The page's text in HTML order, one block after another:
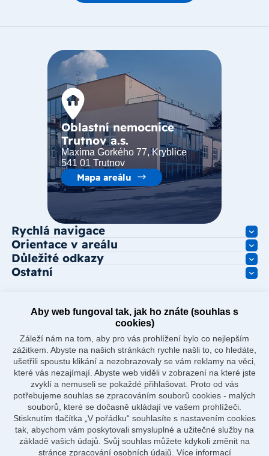
Oblastní nemocnice
Trutnov a.s.
Maxima Gorkého 77, Kryblice
541 01 Trutnov
Mapa areálu
Rychlá navigace
Orientace v areálu
Důležité odkazy
Ostatní
Aby web fungoval tak, jak ho znáte (souhlas s
cookies)
Záleží nám na tom, aby pro vás prohlížení bylo co nejlepším
zážitkem. Abyste na našich stránkách rychle našli to, co hledáte,
ušetřili spoustu klikání a nezobrazovaly se vám reklamy na věci,
které vás nezajímají. Abyste web viděli v zobrazení na které jste
zvyklí a nemuseli se pokaždé přihlašovat. Proto od vás
potřebujeme souhlas se zpracováním souborů cookies - malých
souborů, které se dočasně ukládají ve vašem prohlížeči.
Stisknutím tlačítka „V pořádku“ souhlasíte s nastavením cookies
tak, abychom vám poskytovali smysluplné a užitečné služby na
základě vašich údajů. Svůj souhlas můžete kdykoli změnit na
stránce zpracování osobních údajů. Více informací